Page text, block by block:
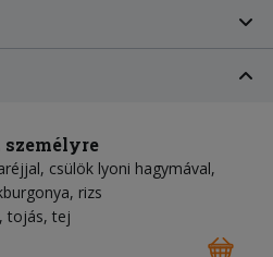
csülök lyoni hagymával,
rizs
tojás, tej